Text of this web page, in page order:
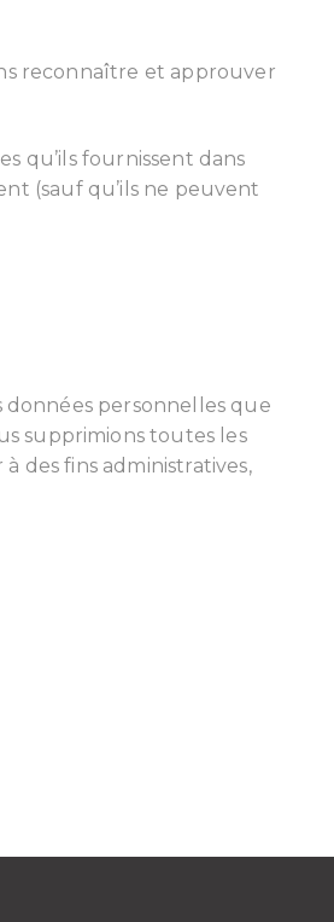
reconnaître et approuver
qu’ils fournissent dans
(sauf qu’ils ne peuvent
données personnelles que
supprimions toutes les
des fins administratives,